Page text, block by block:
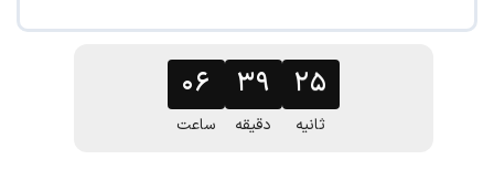
۰۶
ساعت
۳۹
دقیقه
۲۴
ثانیه